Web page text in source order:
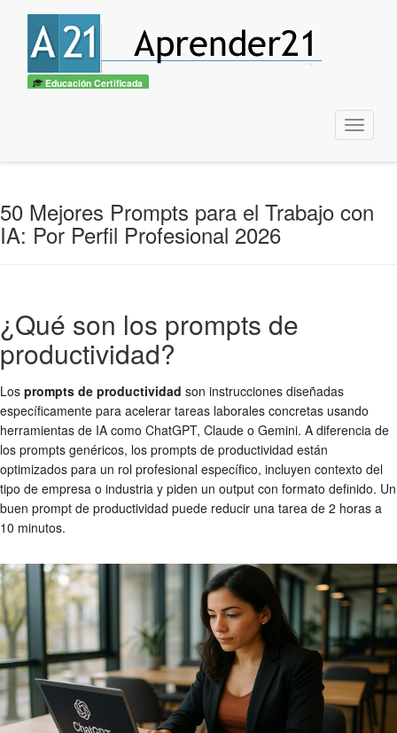
Quiero ser experto →
Educación Certificada
Menu
50 Mejores Prompts para el Trabajo con
IA: Por Perfil Profesional 2026
¿Qué son los prompts de
productividad?
Los prompts de productividad son instrucciones diseñadas
específicamente para acelerar tareas laborales concretas usando
herramientas de IA como ChatGPT, Claude o Gemini. A diferencia de
los prompts genéricos, los prompts de productividad están
optimizados para un rol profesional específico, incluyen contexto del
tipo de empresa o industria y piden un output con formato definido. Un
buen prompt de productividad puede reducir una tarea de 2 horas a
10 minutos.